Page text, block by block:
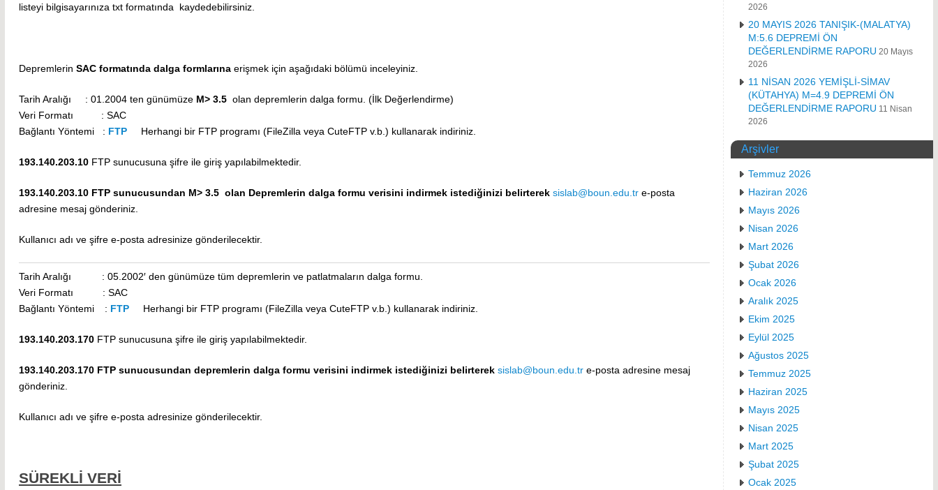
listeyi bilgisayarınıza txt formatında kaydedebilirsiniz.
Depremlerin SAC formatında dalga formlarına erişmek için aşağıdaki bölümü inceleyiniz.
Tarih Aralığı : 01.2004 ten günümüze M> 3.5 olan depremlerin dalga formu. (İlk Değerlendirme)
Veri Formatı : SAC
Bağlantı Yöntemi : FTP Herhangi bir FTP programı (FileZilla veya CuteFTP v.b.) kullanarak indiriniz.
193.140.203.10 FTP sunucusuna şifre ile giriş yapılabilmektedir.
193.140.203.10 FTP sunucusundan M> 3.5 olan Depremlerin dalga formu verisini indirmek istediğinizi belirterek sislab@boun.edu.tr e-posta
adresine mesaj gönderiniz.
Kullanıcı adı ve şifre e-posta adresinize gönderilecektir.
Tarih Aralığı : 05.2002′ den günümüze tüm depremlerin ve patlatmaların dalga formu.
Veri Formatı : SAC
Bağlantı Yöntemi : FTP Herhangi bir FTP programı (FileZilla veya CuteFTP v.b.) kullanarak indiriniz.
193.140.203.170 FTP sunucusuna şifre ile giriş yapılabilmektedir.
193.140.203.170 FTP sunucusundan depremlerin dalga formu verisini indirmek istediğinizi belirterek sislab@boun.edu.tr e-posta adresine mesaj
gönderiniz.
Kullanıcı adı ve şifre e-posta adresinize gönderilecektir.
SÜREKLİ VERİ
2026
20 MAYIS 2026 TANIŞIK-(MALATYA)
M:5.6 DEPREMİ ÖN
DEĞERLENDİRME RAPORU 20 Mayıs
2026
11 NİSAN 2026 YEMİŞLİ-SİMAV
(KÜTAHYA) M=4.9 DEPREMİ ÖN
DEĞERLENDİRME RAPORU 11 Nisan
2026
Arşivler
Temmuz 2026
Haziran 2026
Mayıs 2026
Nisan 2026
Mart 2026
Şubat 2026
Ocak 2026
Aralık 2025
Ekim 2025
Eylül 2025
Ağustos 2025
Temmuz 2025
Haziran 2025
Mayıs 2025
Nisan 2025
Mart 2025
Şubat 2025
Ocak 2025